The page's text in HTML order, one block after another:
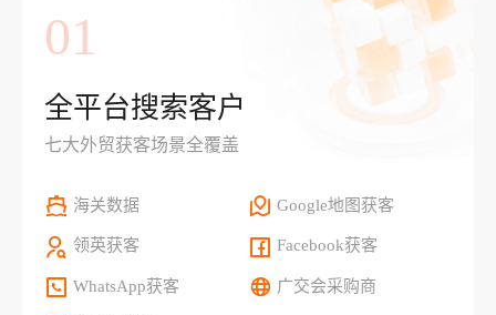
01
全平台搜索客户
七大外贸获客场景全覆盖
海关数据 Google地图获客
领英获客 Facebook获客
WhatsApp获客 广交会采购商